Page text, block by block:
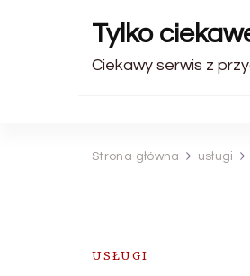
Tylko
Ciekawy serwis z
Strona główna usługi
USŁUGI